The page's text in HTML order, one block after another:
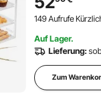
Abnehmbarer
Kekse,
149 Aufrufe
Auf Lager.
Lieferung:
Zum